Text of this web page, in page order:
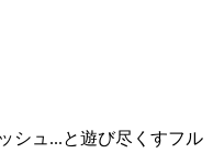
シュ...と遊び尽くすフル